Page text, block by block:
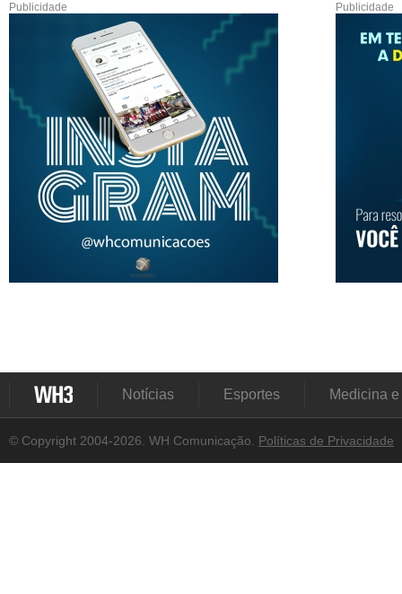
Publicidade Publicidade
Notícias Esportes Medicina
© Copyright 2004-2026. WH Comunicação. Políticas de Privacidade